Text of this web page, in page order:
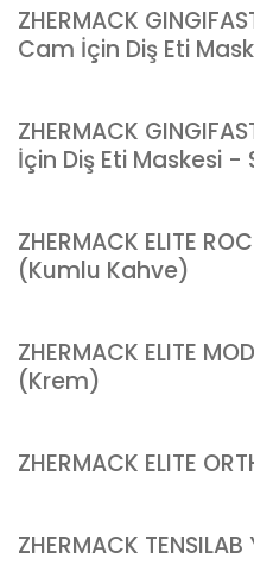
ZHERMACK
Cam İçin Diş Eti
ZHERMACK
İçin Diş Eti Maskesi -
ZHERMACK ELITE
(Kumlu Kahve)
ZHERMACK ELITE
(Krem)
ZHERMACK ELITE
ZHERMACK